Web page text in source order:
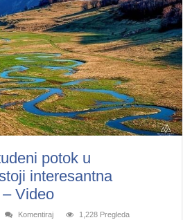
potok u
interesantna
Video
Komentiraj 1,228 Pregleda